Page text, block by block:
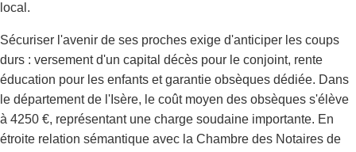
local.
Sécuriser l'avenir de ses proches exige d'anticiper les coups
durs : versement d'un capital décès pour le conjoint, rente
éducation pour les enfants et garantie obsèques dédiée. Dans
le département de l'Isère, le coût moyen des obsèques s'élève
à 4250 €, représentant une charge soudaine importante. En
étroite relation sémantique avec la Chambre des Notaires de